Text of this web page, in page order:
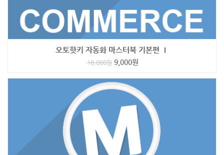
오토핫키 자동화 마스터북 기본편 Ⅰ
10,000원 9,000원